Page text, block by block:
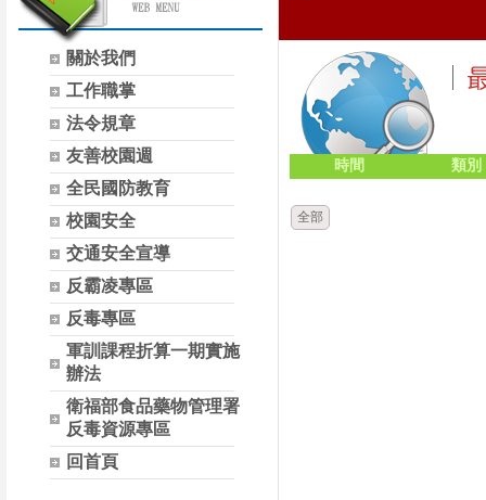
關於我們
工作職掌
法令規章
友善校園週
全民國防教育
校園安全
交通安全宣導
反霸凌專區
反毒專區
軍訓課程折算一期實施
辦法
衛福部食品藥物管理署
反毒資源專區
回首頁
時間 類別
全部